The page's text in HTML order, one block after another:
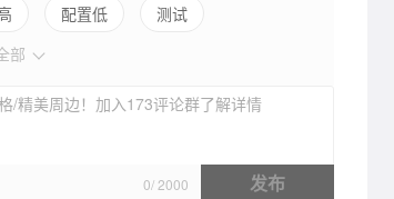
配置低
测试
部
/精美周边！加入173评论群了解详情
0/ 2000 发布